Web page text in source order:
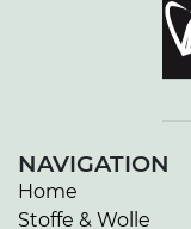
NAVIGATION
Home
Stoffe & Wolle